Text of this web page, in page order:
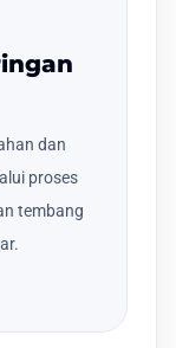
dan
proses
tembang